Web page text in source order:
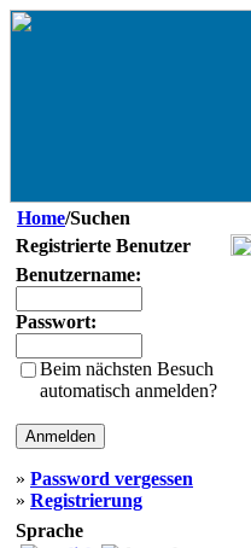
Home/Suchen
Registrierte Benutzer
Benutzername:
Passwort:
Beim nächsten Besuch
automatisch anmelden?
» Password vergessen
» Registrierung
Sprache